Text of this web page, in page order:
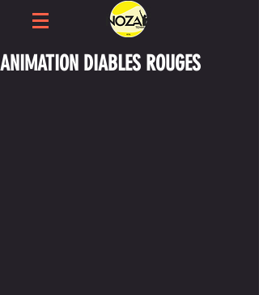
ANIMATION DIABLES ROUGES